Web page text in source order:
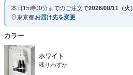
本日 15時00分までのご注文で2026/08/11（火）
東京都お届け先を変更
カラー
ホワイト
残りわずか